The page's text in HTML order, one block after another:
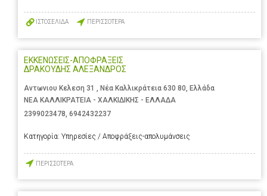
ΙΣΤΟΣΕΛΙΔΑ ΠΕΡΙΣΣΟΤΕΡΑ
ΕΚΚΕΝΩΣΕΙΣ-ΑΠΟΦΡΑΞΕΙΣ
ΔΡΑΚΟΥΔΗΣ ΑΛΕΞΑΝΔΡΟΣ
Αντωνιου Κελεση 31 , Νέα Καλλικράτεια 630 80, Ελλάδα
ΝΕΑ ΚΑΛΛΙΚΡΑΤΕΙΑ - ΧΑΛΚΙΔΙΚΗΣ - ΕΛΛΑΔΑ
2399023478 6942432237
Κατηγορία: Υπηρεσίες / Αποφράξεις-απολυμάνσεις
ΠΕΡΙΣΣΟΤΕΡΑ